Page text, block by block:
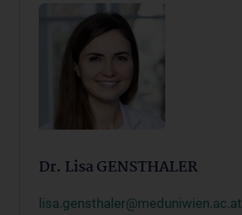
Dr. Lisa GENSTHALER
lisa.gensthaler@meduniwien.ac.at